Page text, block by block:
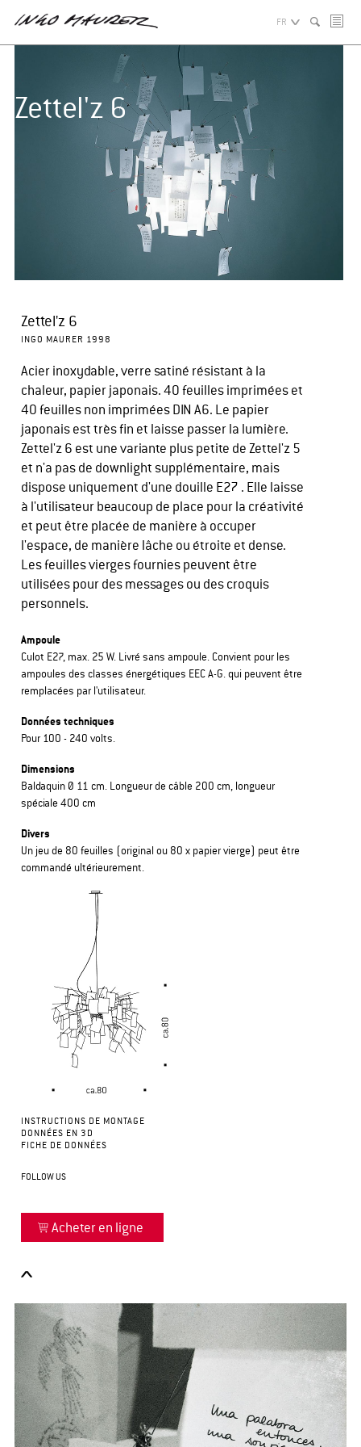
FR
Zettel'z 6
Zettel'z 6
INGO MAURER 1998
Acier inoxydable, verre satiné résistant à la
chaleur, papier japonais. 40 feuilles imprimées et
40 feuilles non imprimées DIN A6. Le papier
japonais est très fin et laisse passer la lumière.
Zettel'z 6 est une variante plus petite de Zettel'z 5
et n'a pas de downlight supplémentaire, mais
dispose uniquement d'une douille E27 . Elle laisse
à l'utilisateur beaucoup de place pour la créativité
et peut être placée de manière à occuper
l'espace, de manière lâche ou étroite et dense.
Les feuilles vierges fournies peuvent être
utilisées pour des messages ou des croquis
personnels.
Ampoule
Culot E27, max. 25 W. Livré sans ampoule. Convient pour les
ampoules des classes énergétiques EEC A-G. qui peuvent être
remplacées par l'utilisateur.
Données techniques
Pour 100 - 240 volts.
Dimensions
Baldaquin Ø 11 cm. Longueur de câble 200 cm, longueur
spéciale 400 cm
Divers
Un jeu de 80 feuilles (original ou 80 x papier vierge) peut être
commandé ultérieurement.
INSTRUCTIONS DE MONTAGE
DONNÉES EN 3D
FICHE DE DONNÉES
FOLLOW US
Acheter en ligne